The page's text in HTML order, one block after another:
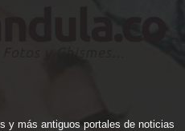
y más antiguos portales de noticias